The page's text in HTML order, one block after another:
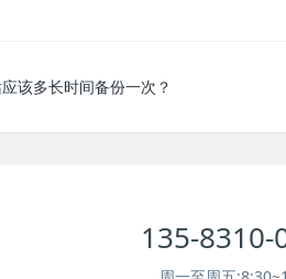
该多长时间备份一次？
135-8310-